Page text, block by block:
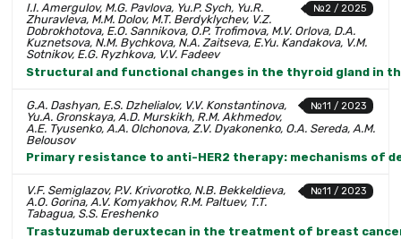
№2 / 2025
I.I. Amergulov, M.G. Pavlova, Yu.P. Sych, Yu.R.
Zhuravleva, M.M. Dolov, M.T. Berdyklychev, V.Z.
Dobrokhotova, E.O. Sannikova, O.P. Trofimova, M.V. Orlova, D.A.
Kuznetsova, N.M. Bychkova, N.A. Zaitseva, E.Yu. Kandakova, V.M.
Sotnikov, E.G. Ryzhkova, V.V. Fadeev
Structural and functional changes in the thyroid gland in
№11 / 2023
G.A. Dashyan, E.S. Dzhelialov, V.V. Konstantinova,
Yu.A. Gronskaya, A.D. Murskikh, R.M. Akhmedov,
A.E. Tyusenko, A.A. Olchonova, Z.V. Dyakonenko, O.A. Sereda, A.M.
Belousov
Primary resistance to anti-HER2 therapy: mechanisms of
№11 / 2023
V.F. Semiglazov, P.V. Krivorotko, N.B. Bekkeldieva,
A.O. Gorina, A.V. Komyakhov, R.M. Paltuev, T.T.
Tabagua, S.S. Ereshenko
Trastuzumab deruxtecan in the treatment of breast